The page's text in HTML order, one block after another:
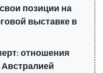
позиции на
выставке в
отношения